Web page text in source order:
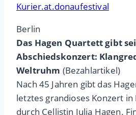
Kurier.at.donaufestival
Berlin
Das Hagen Quartett gibt
Abschiedskonzert:
Weltruhm (Bezahlartikel)
Nach 45 Jahren gibt das
letztes grandioses Konzert
durch Cellistin Julia Hagen.